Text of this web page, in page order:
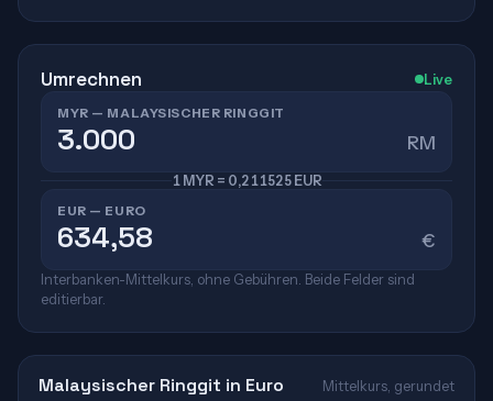
Umrechnen Live
MYR — MALAYSISCHER RINGGIT
RM
1 MYR = 0,211525 EUR
EUR — EURO
€
Interbanken-Mittelkurs, ohne Gebühren. Beide Felder sind
editierbar.
Malaysischer Ringgit in Euro Mittelkurs, gerundet